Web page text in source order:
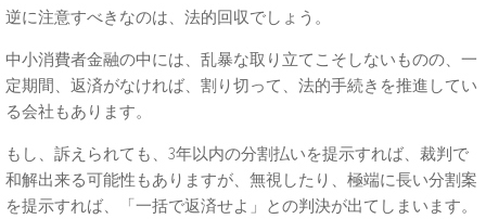
逆に注意すべきなのは、法的回収でしょう。
中小消費者金融の中には、乱暴な取り立てこそしないものの、一
定期間、返済がなければ、割り切って、法的手続きを推進してい
る会社もあります。
もし、訴えられても、3年以内の分割払いを提示すれば、裁判で
和解出来る可能性もありますが、無視したり、極端に長い分割案
を提示すれば、「一括で返済せよ」との判決が出てしまいます。